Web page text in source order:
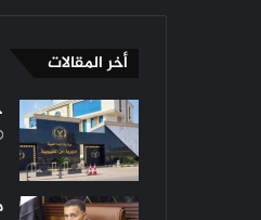
أخر المقالات